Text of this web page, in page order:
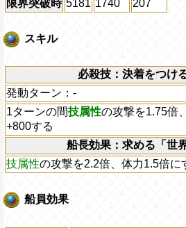
限界突破時 5181 1740 207
スキル
必殺技：決着をつけ
発動ターン：-
1ターンの間技属性の攻撃を1.75倍
+800する
船長効果：求める「世
技属性の攻撃を2.2倍、体力1.5倍に
船員効果